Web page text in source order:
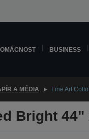
BUSINESS
A MÉDIA Fine Art
Bright 44"